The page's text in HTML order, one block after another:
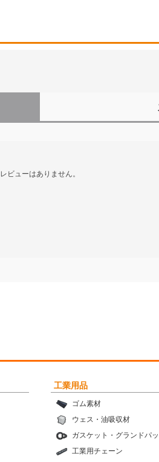
レビューはありません。
工業用品
ゴム素材
ウェス・油吸収材
ガスケット・グランドパ
工業用チェーン